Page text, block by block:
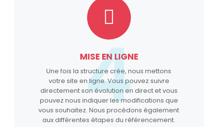
MISE EN LIGNE
Une fois la structure crée, nous mettons
votre site en ligne. Vous pouvez suivre
directement son évolution en direct et vous
pouvez nous indiquer les modifications que
vous souhaitez. Nous procédons également
aux différentes étapes du référencement.
4